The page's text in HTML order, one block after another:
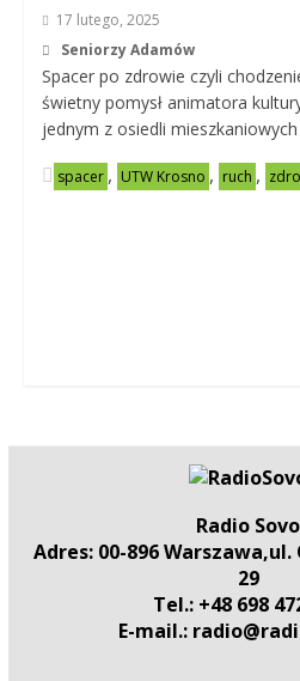
17 lutego, 2025
Seniorzy Adamów
Spacer po zdrowie czyli
świetny pomysł animatora
jednym z osiedli
spacer , UTW Krosno , ruch ,
Radio Sovo
Adres: 00-896
29
Tel.: +48 698
E-mail.: